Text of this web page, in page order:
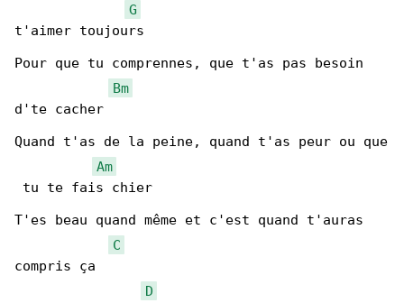
G
t'aimer toujours
Pour que tu comprennes, que t'as pas besoin
Bm
d'te cacher
Quand t'as de la peine, quand t'as peur ou que
Am
tu te fais chier
T'es beau quand même et c'est quand t'auras
C
compris ça
D